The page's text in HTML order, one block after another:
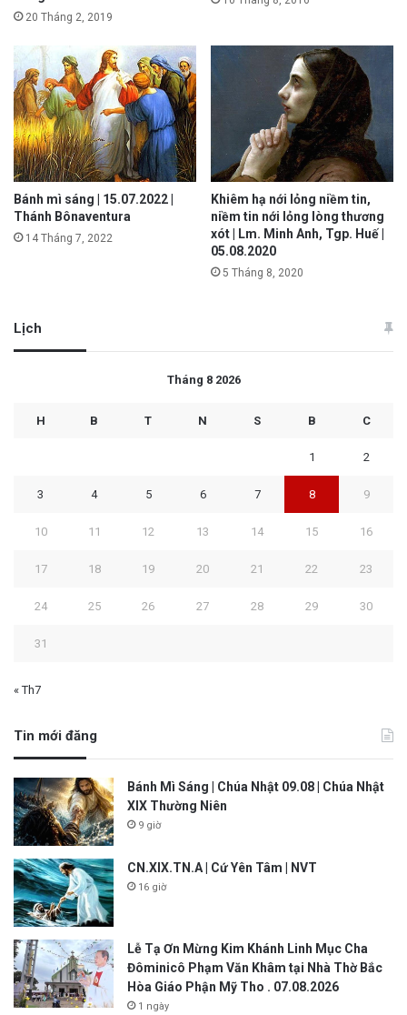
20 Tháng 2, 2019
Bánh mì sáng | 15.07.2022 |
Thánh Bônaventura
14 Tháng 7, 2022
Khiêm hạ nới lỏng niềm tin,
niềm tin nới lỏng lòng thương
xót | Lm. Minh Anh, Tgp. Huế |
05.08.2020
5 Tháng 8, 2020
Lịch
Tháng 8 2026
H B T N S B C
1 2
3 4 5 6 7 8 9
10 11 12 13 14 15 16
17 18 19 20 21 22 23
24 25 26 27 28 29 30
31
« Th7
Tin mới đăng
Bánh Mì Sáng | Chúa Nhật 09.08 | Chúa Nhật
XIX Thường Niên
9 giờ
CN.XIX.TN.A | Cứ Yên Tâm | NVT
16 giờ
Lễ Tạ Ơn Mừng Kim Khánh Linh Mục Cha
Đôminicô Phạm Văn Khâm tại Nhà Thờ Bắc
Hòa Giáo Phận Mỹ Tho . 07.08.2026
1 ngày